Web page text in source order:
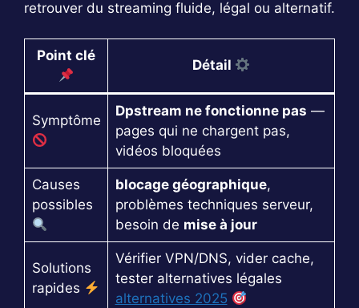
retrouver du streaming fluide, légal ou alternatif.
Point clé
Détail
Symptôme
Dpstream ne fonctionne pas —
pages qui ne chargent pas,
vidéos bloquées
Causes
possibles
blocage géographique,
problèmes techniques serveur,
besoin de mise à jour
Solutions
rapides
Vérifier VPN/DNS, vider cache,
tester alternatives légales
alternatives 2025